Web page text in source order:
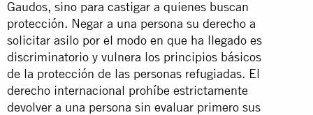
Gaudos, sino para castigar a quienes buscan
protección. Negar a una persona su derecho a
solicitar asilo por el modo en que ha llegado es
discriminatorio y vulnera los principios básicos
de la protección de las personas refugiadas. El
derecho internacional prohíbe estrictamente
devolver a una persona sin evaluar primero sus